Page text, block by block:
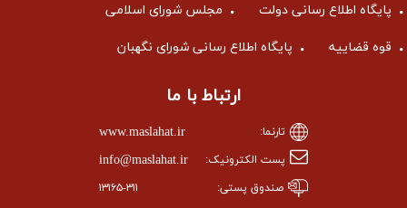
پایگاه اطلاع رسانی دولت مجلس شورای اسلامی
قوه قضاییه پایگاه اطلاع رسانی شورای نگهبان
ارتباط با ما
تارنما: www.maslahat.ir
پست الکترونیک: info@maslahat.ir
صندوق پستی: ۱۳۱۶۵-۳۱۱